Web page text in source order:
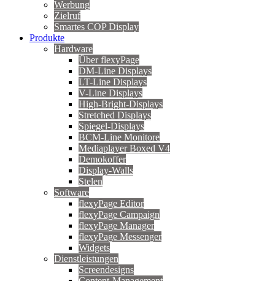
Werbung
Zielruf
Smartes COP Display
Produkte
Hardware
Über flexyPage
DM-Line Displays
LT-Line Displays
V-Line Displays
High-Bright-Displays
Stretched Displays
Spiegel-Displays
BCM-Line Monitore
Mediaplayer Boxed V4
Demokoffer
Display-Walls
Stelen
Software
flexyPage Editor
flexyPage Campaign
flexyPage Manager
flexyPage Messenger
Widgets
Dienstleistungen
Screendesigns